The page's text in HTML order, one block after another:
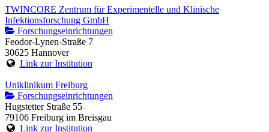
TWINCORE Zentrum für Experimentelle und Klinische
Infektionsforschung GmbH
Forschungseinrichtungen
Feodor-Lynen-Straße 7
30625 Hannover
Link zur Institution
Uniklinikum Freiburg
Forschungseinrichtungen
Hugstetter Straße 55
79106 Freiburg im Breisgau
Link zur Institution